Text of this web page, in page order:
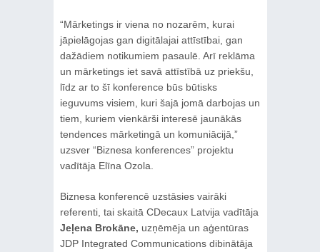
“Mārketings ir viena no nozarēm, kurai
jāpielāgojas gan digitālajai attīstībai, gan
dažādiem notikumiem pasaulē. Arī reklāma
un mārketings iet savā attīstībā uz priekšu,
līdz ar to šī konference būs būtisks
ieguvums visiem, kuri šajā jomā darbojas un
tiem, kuriem vienkārši interesē jaunākās
tendences mārketingā un komuniācijā,”
uzsver “Biznesa konferences” projektu
vadītāja Elīna Ozola.
Biznesa konferencē uzstāsies vairāki
referenti, tai skaitā CDecaux Latvija vadītāja
Jeļena Brokāne, uzņēmēja un aģentūras
JDP Integrated Communications dibinātāja